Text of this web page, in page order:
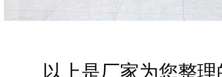
以上是厂家为您整理